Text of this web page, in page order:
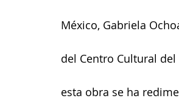
México, Gabriela
del Centro Cultural
esta obra se ha